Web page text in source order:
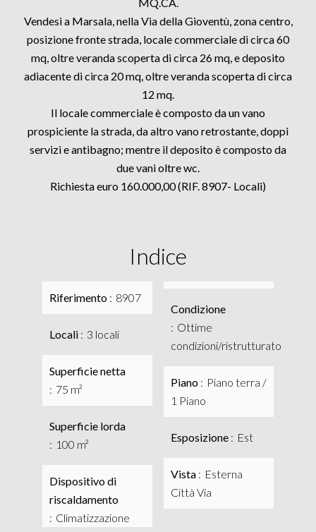
Vendesi a Marsala, nella Via della Gioventù, zona centro,
posizione fronte strada, locale commerciale di circa 60
mq, oltre veranda scoperta di circa 26 mq, e deposito
adiacente di circa 20 mq, oltre veranda scoperta di circa
12 mq.
Il locale commerciale è composto da un vano
prospiciente la strada, da altro vano retrostante, doppi
servizi e antibagno; mentre il deposito è composto da
due vani oltre wc.
Richiesta euro 160.000,00 (RIF. 8907- Locali)
Indice
Riferimento 8907
Locali 3 locali
Superficie netta
75 m²
Superficie lorda
100 m²
Dispositivo di
riscaldamento
Climatizzazione
Condizione
Ottime
condizioni/ristrutturato
Piano
Piano terra /
1 Piano
Esposizione Est
Vista
Esterna
Città Via